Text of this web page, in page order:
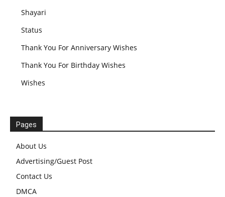
Shayari
Status
Thank You For Anniversary Wishes
Thank You For Birthday Wishes
Wishes
Pages
About Us
Advertising/Guest Post
Contact Us
DMCA